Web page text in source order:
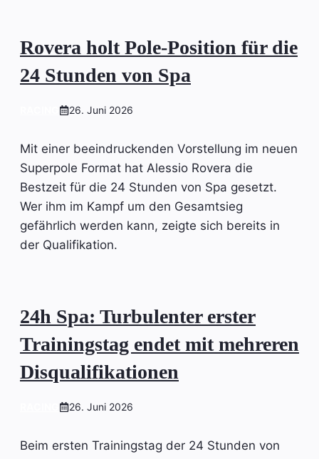
Rovera holt Pole-Position für die
24 Stunden von Spa
26. Juni 2026
Mit einer beeindruckenden Vorstellung im neuen
Superpole Format hat Alessio Rovera die
Bestzeit für die 24 Stunden von Spa gesetzt.
Wer ihm im Kampf um den Gesamtsieg
gefährlich werden kann, zeigte sich bereits in
der Qualifikation.
24h Spa: Turbulenter erster
Trainingstag endet mit mehreren
Disqualifikationen
26. Juni 2026
Beim ersten Trainingstag der 24 Stunden von